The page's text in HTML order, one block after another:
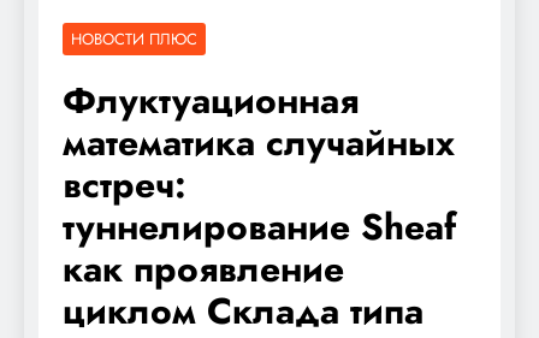
НОВОСТИ ПЛЮС
Флуктуационная
математика случайных
встреч:
туннелирование Sheaf
как проявление
циклом Склада типа